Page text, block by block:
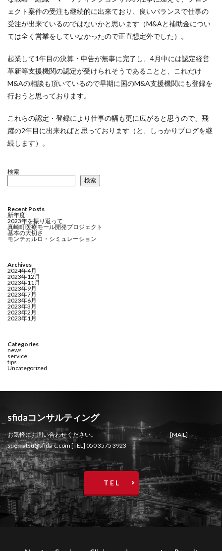
ェクト案件の受注も継続的に出来ており、良いバランスで仕事の
受注が出来ているのではないかと思います（M&Aと補助金につい
ては全く営業をしていなかったので正直想定外でした）。
起業して1年目の決算・申告が無事に完了し、4月中には認定経営
革新等支援機関の認定が受けられそうであることと、これだけ
M&Aの相談も頂いているので早期に国のM&A支援機関にも登録を
行おうと思っております。
これらの認定・登録により仕事の幅も更に広がると思うので、飛
躍の2年目に出来ればと思っております（と、しっかりブログを継
続します）。
検索
検索
Recent Posts
新年度
2023年を振り返って
真崎町医療モール開発プロジェクト
基本の大切さ
モンテカルロ・シミュレーション
Archives
2024年4月
2023年12月
2023年11月
2023年9月
2023年7月
2023年6月
2023年3月
2023年2月
2023年1月
Categories
news
service
tips
Uncategorized
sfidaコンサルティング
お気軽にお問い合わせください。 [MAIL]
suematsu@sfida-c.com [TEL] 050 3575 3923
T E L